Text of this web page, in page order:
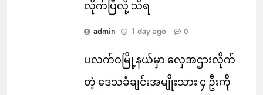
လိုက်ပြီလို့ သိရ
admin 1 day ago 0
ပလက်ဝမြို့နယ်မှာ လှေအဌားလိုက်
တဲ့ ဒေသခံချင်းအမျိုးသား ၄ ဦးကို